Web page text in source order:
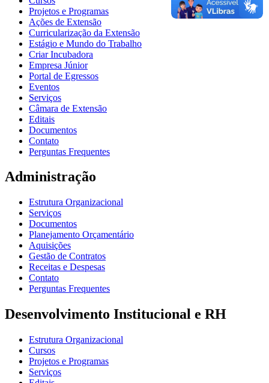
Projetos e Programas
Ações de Extensão
Curricularização da Extensão
Estágio e Mundo do Trabalho
Criar Incubadora
Empresa Júnior
Portal de Egressos
Eventos
Serviços
Câmara de Extensão
Editais
Documentos
Contato
Perguntas Frequentes
Administração
Estrutura Organizacional
Serviços
Documentos
Planejamento Orçamentário
Aquisições
Gestão de Contratos
Receitas e Despesas
Contato
Perguntas Frequentes
Desenvolvimento Institucional e RH
Estrutura Organizacional
Cursos
Projetos e Programas
Serviços